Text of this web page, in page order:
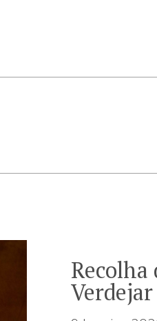
Recolha
Verdejar